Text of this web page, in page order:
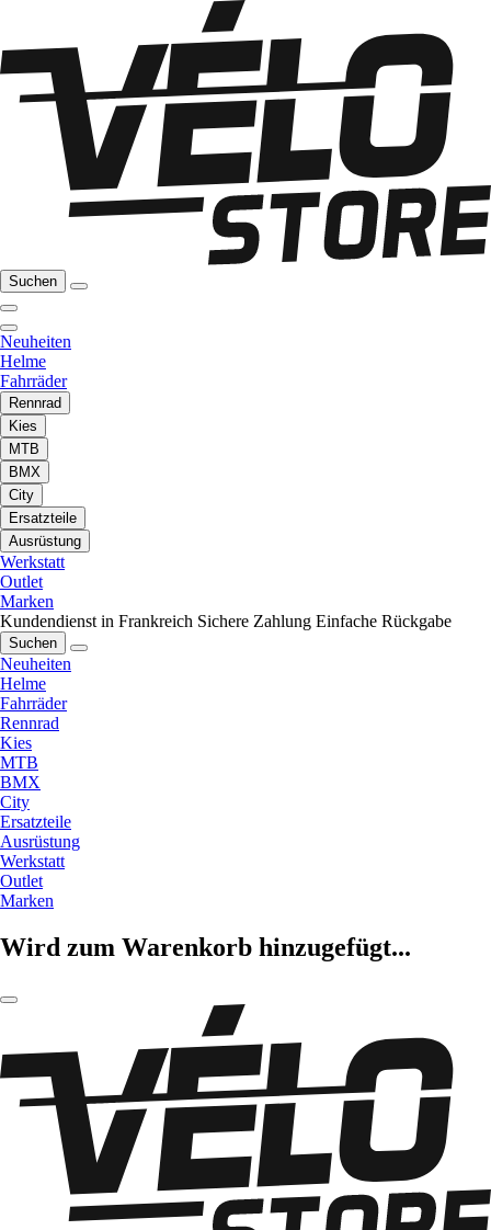
Suchen
Neuheiten
Helme
Fahrräder
Rennrad
Kies
MTB
BMX
City
Ersatzteile
Ausrüstung
Werkstatt
Outlet
Marken
Kundendienst in Frankreich Sichere Zahlung Einfache Rückgabe
Suchen
Neuheiten
Helme
Fahrräder
Rennrad
Kies
MTB
BMX
City
Ersatzteile
Ausrüstung
Werkstatt
Outlet
Marken
Wird zum Warenkorb hinzugefügt...